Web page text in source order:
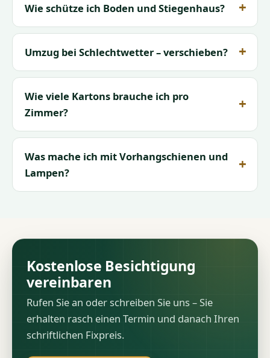
Wie schütze ich Boden und Stiegenhaus?
Umzug bei Schlechtwetter – verschieben?
Wie viele Kartons brauche ich pro
Zimmer?
Was mache ich mit Vorhangschienen und
Lampen?
Kostenlose Besichtigung
vereinbaren
Rufen Sie an oder schreiben Sie uns – Sie
erhalten rasch einen Termin und danach Ihren
schriftlichen Fixpreis.